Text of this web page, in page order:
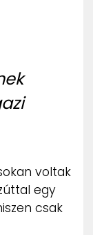
voltak
egy
csak